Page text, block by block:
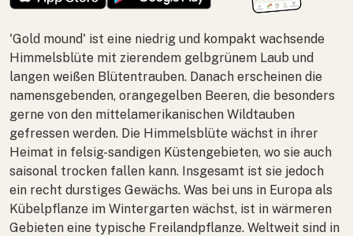
'Gold mound' ist eine niedrig und kompakt wachsende
Himmelsblüte mit zierendem gelbgrünem Laub und
langen weißen Blütentrauben. Danach erscheinen die
namensgebenden, orangegelben Beeren, die besonders
gerne von den mittelamerikanischen Wildtauben
gefressen werden. Die Himmelsblüte wächst in ihrer
Heimat in felsig-sandigen Küstengebieten, wo sie auch
saisonal trocken fallen kann. Insgesamt ist sie jedoch
ein recht durstiges Gewächs. Was bei uns in Europa als
Kübelpflanze im Wintergarten wächst, ist in wärmeren
Gebieten eine typische Freilandpflanze. Weltweit sind in